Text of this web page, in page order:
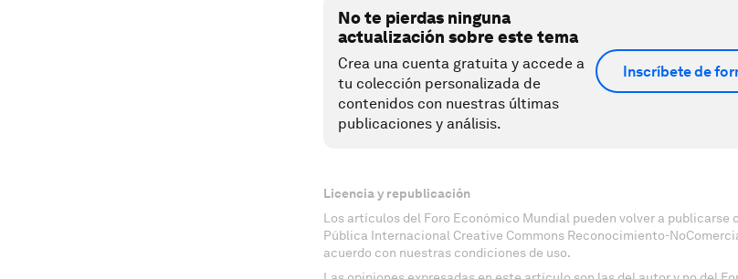
No te pierdas ninguna
actualización sobre este tema
Crea una cuenta gratuita y accede a
tu colección personalizada de
contenidos con nuestras últimas
publicaciones y análisis.
Inscríbete de
Licencia y republicación
Los artículos del Foro Económico Mundial pueden volver a publicarse
Pública Internacional Creative Commons Reconocimiento-
acuerdo con nuestras condiciones de uso.